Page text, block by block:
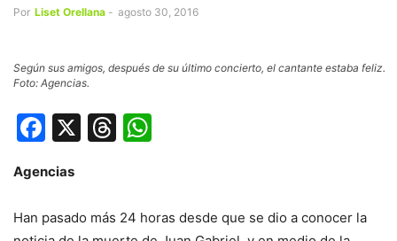
Por Liset Orellana - agosto 30, 2016
Según sus amigos, después de su último concierto, el cantante estaba feliz.
Foto: Agencias.
Facebook
X Threads
Agencias
Han pasado más 24 horas desde que se dio a conocer la